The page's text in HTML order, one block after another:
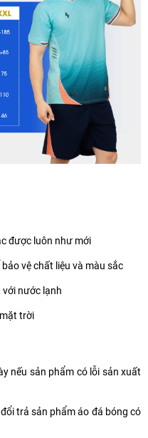
được luôn như mới
vệ chất liệu và màu sắc
với nước lạnh
trời
nếu sản phẩm có lỗi sản xuất
trả sản phẩm áo đá bóng có